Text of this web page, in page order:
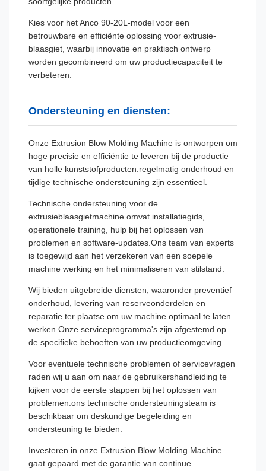
Kies voor het Anco 90-20L-model voor een
betrouwbare en efficiënte oplossing voor extrusie-
blaasgiet, waarbij innovatie en praktisch ontwerp
worden gecombineerd om uw productiecapaciteit te
verbeteren.
Ondersteuning en diensten:
Onze Extrusion Blow Molding Machine is ontworpen om
hoge precisie en efficiëntie te leveren bij de productie
van holle kunststofproducten.regelmatig onderhoud en
tijdige technische ondersteuning zijn essentieel.
Technische ondersteuning voor de
extrusieblaasgietmachine omvat installatiegids,
operationele training, hulp bij het oplossen van
problemen en software-updates.Ons team van experts
is toegewijd aan het verzekeren van een soepele
machine werking en het minimaliseren van stilstand.
Wij bieden uitgebreide diensten, waaronder preventief
onderhoud, levering van reserveonderdelen en
reparatie ter plaatse om uw machine optimaal te laten
werken.Onze serviceprogramma's zijn afgestemd op
de specifieke behoeften van uw productieomgeving.
Voor eventuele technische problemen of servicevragen
raden wij u aan om naar de gebruikershandleiding te
kijken voor de eerste stappen bij het oplossen van
problemen.ons technische ondersteuningsteam is
beschikbaar om deskundige begeleiding en
ondersteuning te bieden.
Investeren in onze Extrusion Blow Molding Machine
gaat gepaard met de garantie van continue